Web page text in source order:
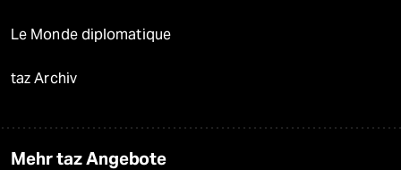
Le Monde diplomatique
taz Archiv
Mehr taz Angebote